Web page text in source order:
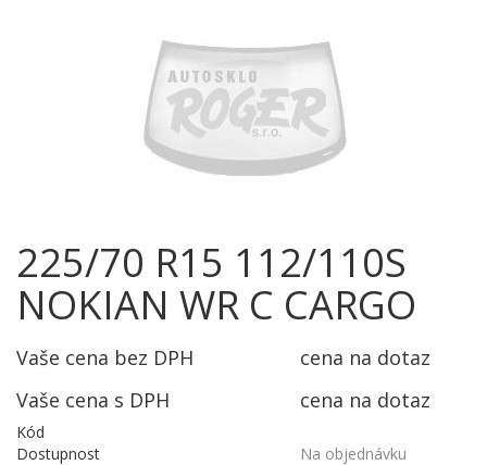
225/70 R15 112/110S
NOKIAN WR C CARGO
Vaše cena bez DPH
cena na dotaz
Vaše cena s DPH
cena na dotaz
Kód
Dostupnost
Na objednávku